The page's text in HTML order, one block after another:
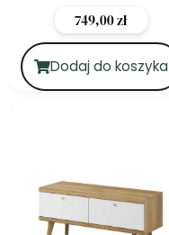
749,00zł
Dodaj do koszyka